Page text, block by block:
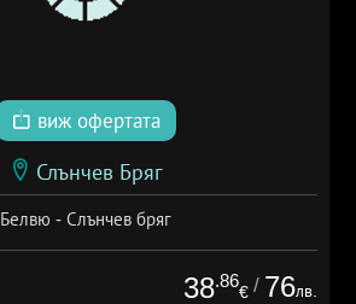
виж офертата
Слънчев Бряг
Белвю - Слънчев бряг
38.86
€ / 76лв.